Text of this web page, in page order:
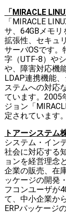
「MIRACLE
「MIRACLE
サ、64GBメモリ
拡張性、セキュ
サーバOSです
字（UTF-8）や
や、障害対応機
LDAP連携機能
ステムへの対応
ています。2005
ジョン「
定されています。
トアーシステム
システム・イン
社会に対応する
ョンを経営理念
企業の販売、在
ッケージの開発
フコンユーザが
て、中小企業か
ERPパッケージ